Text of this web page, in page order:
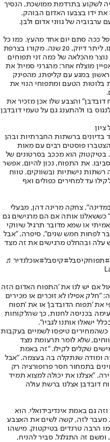
לשקוע בתרדמת ממושכת, הנסיך
ידו בצבעו האדום הבוהק.
של גווני אדום ולבן.
ככה סתם יום אחד מהעץ. כמו כל
דבר טוב, לקח לא מעט זמן לפתח אותו, ליתר דיוק, 20 שנה. מקורו בצרפת
נוצר מהכלאה של כמה זני תפוחים
מוצלח אחר: מהגרני סמית' את
במגע עם קליפתו, מהפינק
הטעם ומתפוחי הנוי את
והצבע שלו אכן מזכיר את
בו ולהתענג גם על טעמי דובדבן
בדיונים ברשתות החברתיות ובהן
פוסטים רבים עם מאות
בטיקטוק הוא מככב בסרטונים של
את התפוח, נכון להיום, אפשר
נישתיות ובשווקים. טווח
ונע בין 15 שקלים לקילו עד למחירים כפולים ואף
צחקה מרינה דהן, מבעלי
כששאלנו אותה אם הם מרגישים גם
או שמא מדובר תרגיל שיווקי
לפחות חמש שנים", סיפרה, "אבל
עלה ובהחלט מרגישים את זה מצד
#תפוחקיסבל#קיסבל#אוכלנדיר ♬
אם יש לנו את 'התפוח האדום הזה
"חלק אפילו לא זוכרים או מכירים
את 'תפוח הדובדבן' או את 'תפוח
בכניסה לחנות, כך שהלקוחות
ישאלו אותנו לגביו".
טיפסו לשמיים בעקבות
שלא לומר תרעומת מצד
שקלים לקילו. "זה באמת
ומודה שנתקלה בה בעצמה. "אבל
בתמחור חסר פרופורציה רק
"אצלנו את יכולה למצוא תמיד
דובדבן אצלנו ברשת עולה
גם באמת אינדיבידואלי. הוא
מעבר לזה, קשה לשים את האצבע
הרבה טרנדים בטיקטוק. מישהו
זה התגלגל. סביר להניח,